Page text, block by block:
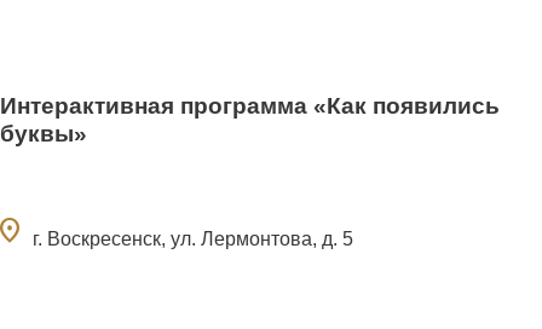
Интерактивная программа «Как появились
буквы»
г. Воскресенск, ул. Лермонтова, д. 5